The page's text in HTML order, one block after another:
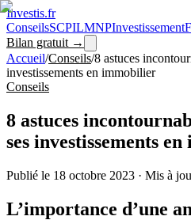
Investis.fr
ConseilsSCPILMNPInvestissement
Bilan gratuit →
Accueil/Conseils/8 astuces
investissements en immobilier
Conseils
8 astuces
ses investissements
Publié le 18 octobre 2023 · Mis à
L’importance d’une